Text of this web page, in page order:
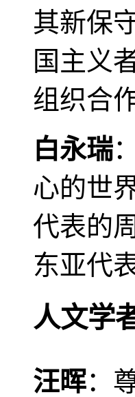
其新保
国主义
组织合
白永瑞
心的世
代表的
东亚代
人文学
汪晖：